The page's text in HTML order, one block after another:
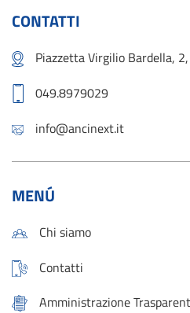
CONTATTI
Piazzetta Virgilio Bardella,
049.8979029
info@ancinext.it
MENÚ
Chi siamo
Contatti
Amministrazione